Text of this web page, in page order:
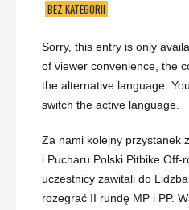
BEZ KATEGORII
Sorry, this entry is only
of viewer convenience, the
the alternative language.
switch the active language.
Za nami kolejny przystanek
i Pucharu Polski Pitbike Off-
uczestnicy zawitali do
rozegrać II rundę MP i PP.